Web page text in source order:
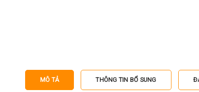
MÔ TẢ THÔNG TIN BỔ SUNG